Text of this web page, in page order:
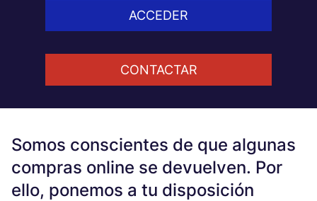
ACCEDER
CONTACTAR
Somos conscientes de que algunas
compras online se devuelven. Por
ello, ponemos a tu disposición